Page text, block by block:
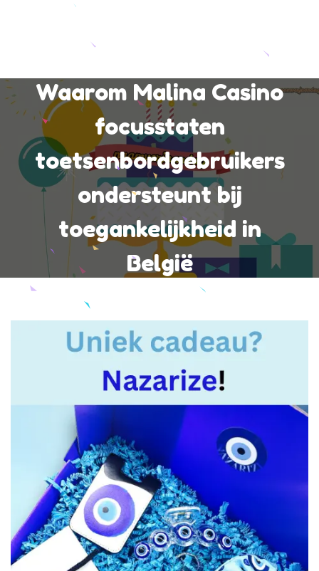
Waarom Malina Casino
focusstaten
toetsenbordgebruikers
ondersteunt bij
toegankelijkheid in
België